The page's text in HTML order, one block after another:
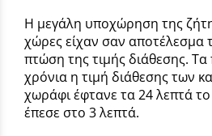
Η μεγάλη υποχώρηση της
χώρες είχαν σαν αποτέλεσμα
πτώση της τιμής διάθεσης.
χρόνια η τιμή διάθεσης των
χωράφι έφτανε τα 24 λεπτά
έπεσε στο 3 λεπτά.